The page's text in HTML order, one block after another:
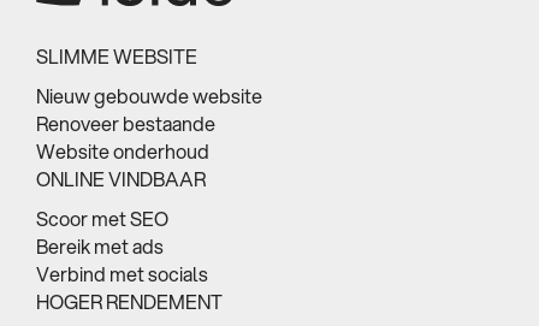
SLIMME WEBSITE
Nieuw gebouwde website
Renoveer bestaande
Website onderhoud
ONLINE VINDBAAR
Scoor met SEO
Bereik met ads
Verbind met socials
HOGER RENDEMENT